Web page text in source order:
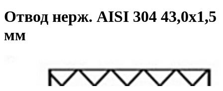
Отвод нерж. AISI 304 43,0х1,5
мм